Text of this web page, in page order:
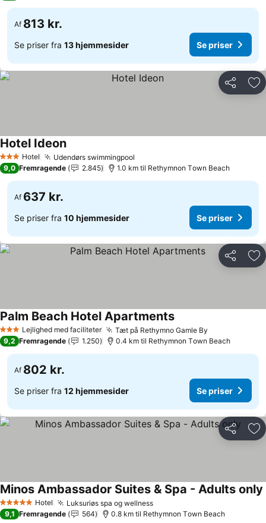
Af 813 kr.
Se priser fra 13 hjemmesider Se priser
Del
3 StjernerHotel Udendørs swimmingpool
Hotel Ideon
9,0 Fremragende 2.845 1.0 km til Rethymnon Τown Beach
Af 637 kr.
Se priser fra 10 hjemmesider Se priser
Del
3 StjernerLejlighed med faciliteter Tæt på Rethymno Gamle By
Palm Beach Hotel Apartments
9,2 Fremragende 1.250 0.4 km til Rethymnon Τown Beach
Af 802 kr.
Se priser fra 12 hjemmesider Se priser
Del
5 Stjerner Hotel Luksuriøs spa og wellness
Minos Ambassador Suites & Spa - Adults only
9,1 Fremragende 564 0.8 km til Rethymnon Τown Beach